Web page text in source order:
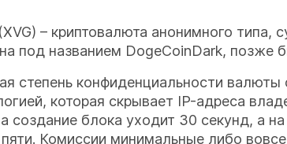
– криптовалюта анонимного типа,
под названием DogeCoinDark, позже
степень конфиденциальности валюты
которая скрывает IP-адреса
создание блока уходит 30 секунд, а
Комиссии минимальные либо вовсе